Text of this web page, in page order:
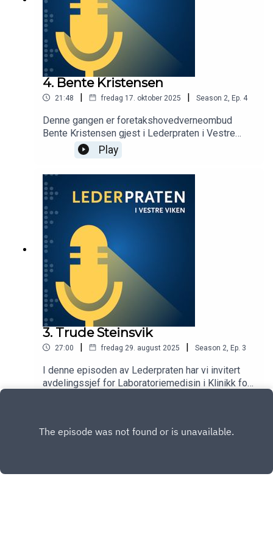
sykehus noen gang? Programleder er Ellen
Svarstad Birkheim.
4. Bente Kristensen
21:48 | fredag 17. oktober 2025 | Season 2 Ep. 4
Denne gangen er foretakshovedverneombud
Bente Kristensen gjest i Lederpraten i Vestre
Viken. Hun snakker blant annet om hvordan ledere
kan ivareta sine ansatte ved uønskede hendelser,
Programleder er Beate Sand.
Play
3. Trude Steinsvik
27:00 | fredag 29. august 2025 | Season 2 Ep. 3
I denne episoden av Lederpraten har vi invitert
avdelingssjef for Laboratoriemedisin i Klinikk for
krav og forventninger kanskje overstiger